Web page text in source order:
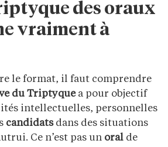
des oraux
vraiment à
le format, il faut comprendre
du Triptyquea pour objectif
intellectuelles, personnelles
candidatsdans des situations
Ce n’est pas un oral de